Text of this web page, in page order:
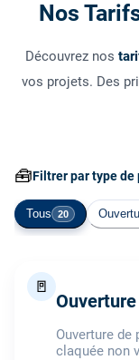
Nos
Découvrez nos
vos projets. Des
🧰Filtrer par type de
Tous 20
🚪
Ouverture
claquée non